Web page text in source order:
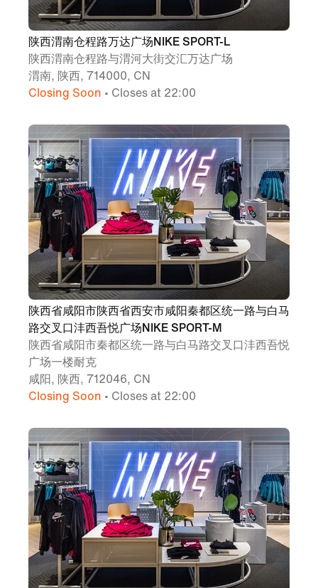
陕西渭南仓程路万达广场NIKE SPORT-L
陕西渭南仓程路与渭河大街交汇万达广场
渭南, 陕西, 714000, CN
Closing Soon • Closes at 22:00
陕西省咸阳市陕西省西安市咸阳秦都区统一路与白马
路交叉口沣西吾悦广场NIKE SPORT-M
陕西省咸阳市秦都区统一路与白马路交叉口沣西吾悦
广场一楼耐克
咸阳, 陕西, 712046, CN
Closing Soon • Closes at 22:00